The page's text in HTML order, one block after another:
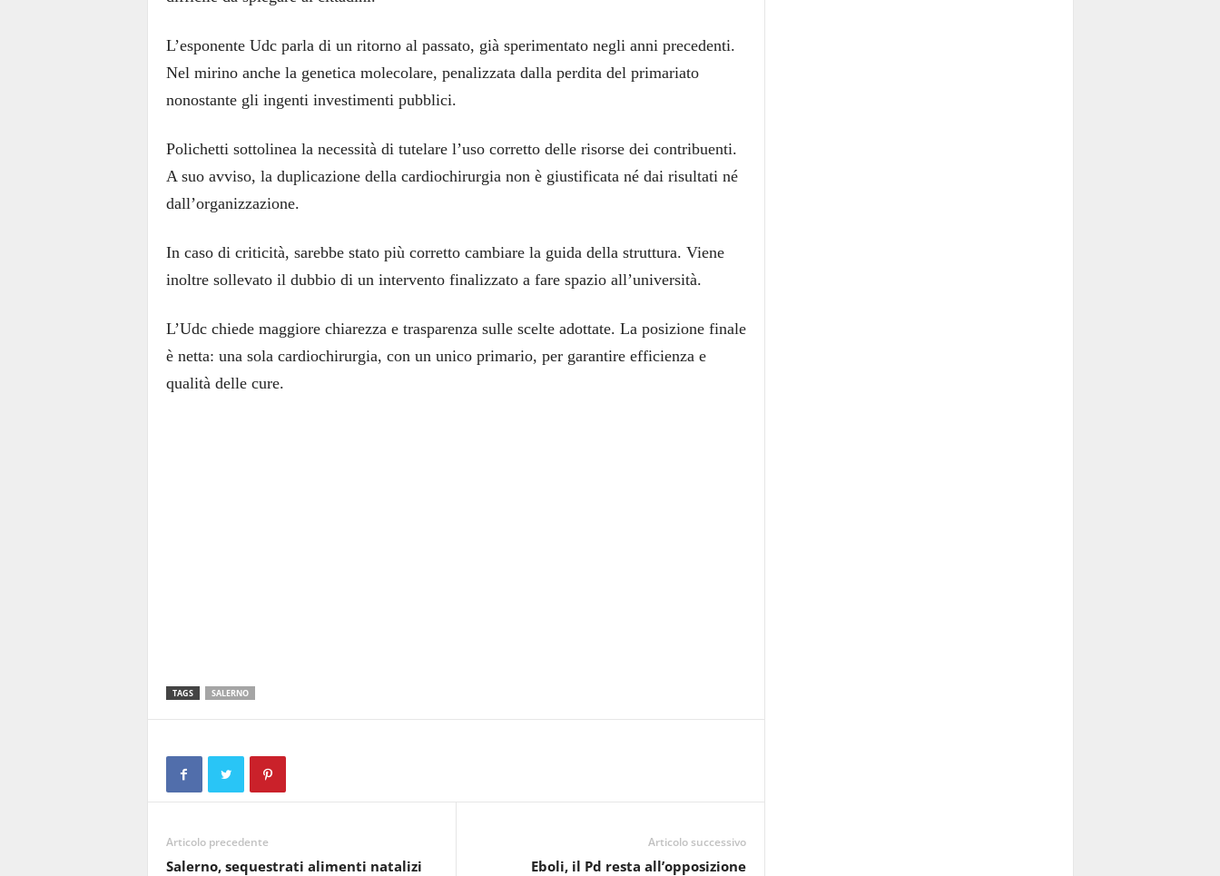
L’esponente Udc parla di un ritorno al passato, già sperimentato negli anni precedenti.
Nel mirino anche la genetica molecolare, penalizzata dalla perdita del primariato
nonostante gli ingenti investimenti pubblici.
Polichetti sottolinea la necessità di tutelare l’uso corretto delle risorse dei contribuenti.
A suo avviso, la duplicazione della cardiochirurgia non è giustificata né dai risultati né
dall’organizzazione.
In caso di criticità, sarebbe stato più corretto cambiare la guida della struttura. Viene
inoltre sollevato il dubbio di un intervento finalizzato a fare spazio all’università.
L’Udc chiede maggiore chiarezza e trasparenza sulle scelte adottate. La posizione finale
è netta: una sola cardiochirurgia, con un unico primario, per garantire efficienza e
qualità delle cure.
TAGS SALERNO
Articolo precedente
Salerno, sequestrati alimenti natalizi
Articolo successivo
Eboli, il Pd resta all’opposizione